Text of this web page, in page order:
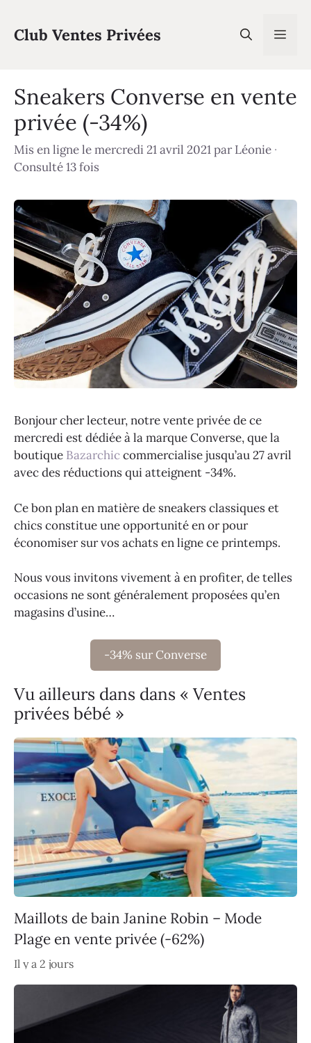
contenu
Club Ventes Privées
Sneakers Converse en vente
privée (-34%)
Mis en ligne le mercredi 21 avril 2021parLéonie ·
Consulté 13 fois
Bonjour cher lecteur, notre vente privée de ce
mercredi est dédiée à la marque Converse, que la
boutique Bazarchiccommercialise jusqu’au 27 avril
avec des réductions qui atteignent -34%.
Ce bon plan en matière de sneakers classiques et
chics constitue une opportunité en or pour
économiser sur vos achats en ligne ce printemps.
Nous vous invitons vivement à en profiter, de telles
occasions ne sont généralement proposées qu’en
magasins d’usine…
-34% sur Converse
Vu ailleurs dans dans « Ventes
privées bébé »
Maillots de bain Janine Robin – Mode
Plage en vente privée (-62%)
Il y a 2 jours